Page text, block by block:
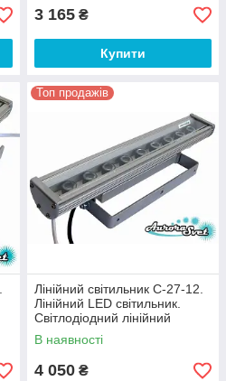
3 165 ₴
Купити
Топ продажів
Лінійний світильник C-27-12.
Лінійний LED світильник.
Світлодіодний лінійний
світильник.
В наявності
4 050 ₴